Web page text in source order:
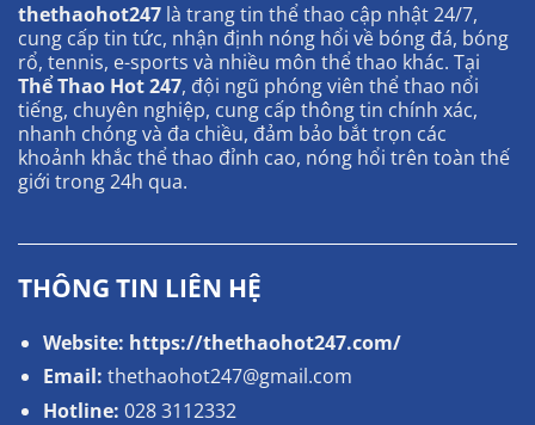
thethaohot247 là trang tin thể thao cập nhật 24/7,
cung cấp tin tức, nhận định nóng hổi về bóng đá, bóng
rổ, tennis, e-sports và nhiều môn thể thao khác. Tại
Thể Thao Hot 247, đội ngũ phóng viên thể thao nổi
tiếng, chuyên nghiệp, cung cấp thông tin chính xác,
nhanh chóng và đa chiều, đảm bảo bắt trọn các
khoảnh khắc thể thao đỉnh cao, nóng hổi trên toàn thế
giới trong 24h qua.
THÔNG TIN LIÊN HỆ
Website: https://thethaohot247.com/
Email: thethaohot247@gmail.com
Hotline: 028 3112332